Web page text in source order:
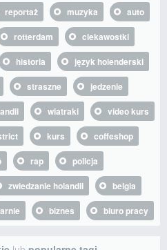
reportaż muzyka
auto
rotterdam
ciekawostki
historia
język holenderski
straszne
jedzenie
wiatraki
video kurs
kurs
coffeshop
rap
policja
zwiedzanie holandii
belgia
biznes biuro pracy